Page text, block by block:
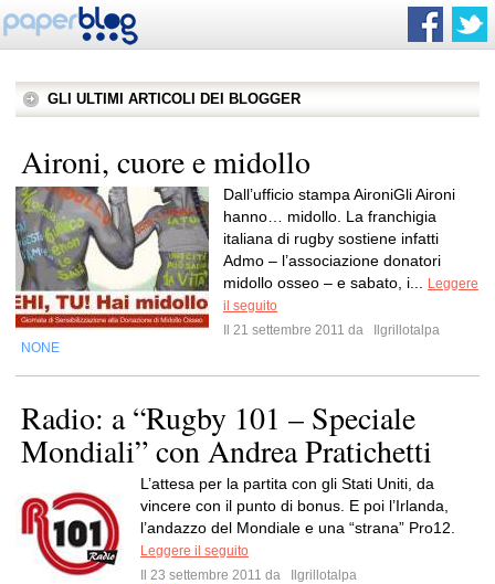
GLI ULTIMI ARTICOLI DEI BLOGGER
Aironi, cuore e midollo
Dall’ufficio stampa AironiGli Aironi
hanno… midollo. La franchigia
italiana di rugby sostiene infatti
Admo – l’associazione donatori
midollo osseo – e sabato, i...
Leggere
il seguito
Il 21 settembre 2011 da
Ilgrillotalpa
NONE
Radio: a “Rugby 101 – Speciale
Mondiali” con Andrea Pratichetti
L’attesa per la partita con gli Stati Uniti, da
vincere con il punto di bonus. E poi l’Irlanda,
l’andazzo del Mondiale e una “strana” Pro12.
Leggere il seguito
Il 23 settembre 2011 da
Ilgrillotalpa